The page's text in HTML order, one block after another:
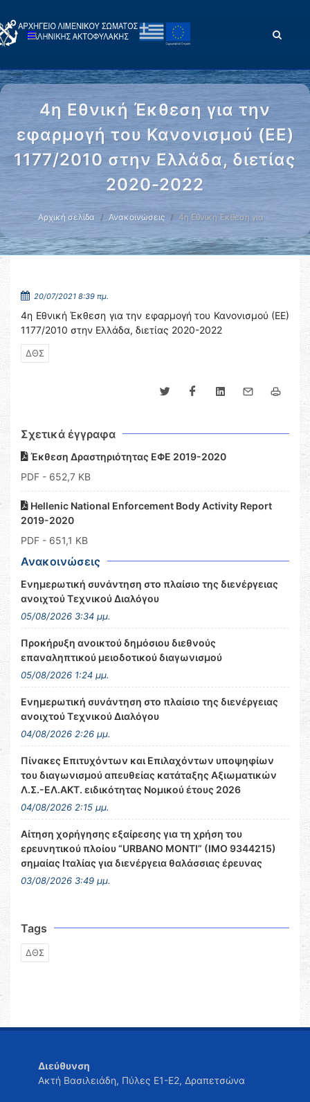
4η Εθνική Έκθεση για την
εφαρμογή του Κανονισμού (ΕΕ)
1177/2010 στην Ελλάδα, διετίας
2020-2022
Αρχική σελίδα Ανακοινώσεις 4η Εθνική Έκθεση για …
20/07/2021 8:39 πμ.
4η Εθνική Έκθεση για την εφαρμογή του Κανονισμού (ΕΕ)
1177/2010 στην Ελλάδα, διετίας 2020-2022
ΔΘΣ
Σχετικά έγγραφα
Έκθεση Δραστηριότητας ΕΦΕ 2019-2020
PDF - 652,7 KB
Hellenic National Enforcement Body Activity Report
2019-2020
PDF - 651,1 KB
Ανακοινώσεις
Ενημερωτική συνάντηση στο πλαίσιο της διενέργειας
ανοιχτού Τεχνικού Διαλόγου
05/08/2026 3:34 μμ.
Προκήρυξη ανοικτού δημόσιου διεθνούς
επαναληπτικού μειοδοτικού διαγωνισμού
05/08/2026 1:24 μμ.
Ενημερωτική συνάντηση στο πλαίσιο της διενέργειας
ανοιχτού Τεχνικού Διαλόγου
04/08/2026 2:26 μμ.
Πίνακες Επιτυχόντων και Επιλαχόντων υποψηφίων
του διαγωνισμού απευθείας κατάταξης Αξιωματικών
Λ.Σ.-ΕΛ.ΑΚΤ. ειδικότητας Νομικού έτους 2026
04/08/2026 2:15 μμ.
Αίτηση χορήγησης εξαίρεσης για τη χρήση του
ερευνητικού πλοίου “URBANO MONTI” (IMO 9344215)
σημαίας Ιταλίας για διενέργεια θαλάσσιας έρευνας
03/08/2026 3:49 μμ.
Tags
ΔΘΣ
Διεύθυνση
Ακτή Βασιλειάδη, Πύλες Ε1-Ε2, Δραπετσώνα